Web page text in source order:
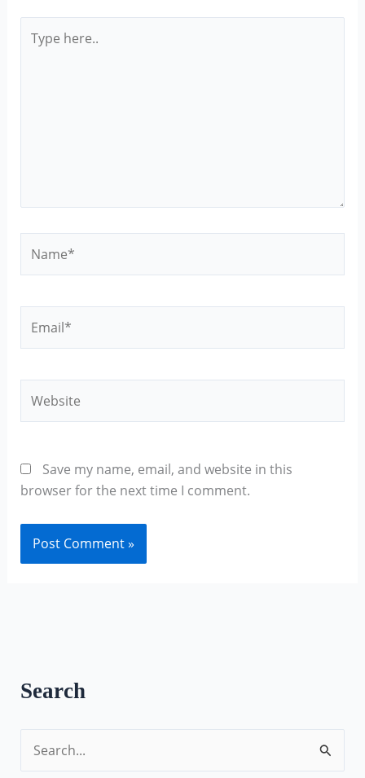
here..
Save my name, email, and website in this
browser for the next time I comment.
Search